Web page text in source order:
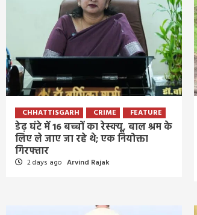
CHHATTISGARH CRIME FEATURE
डेढ़ घंटे में 16 बच्चों का रेस्क्यू, बाल श्रम के
लिए ले जाए जा रहे थे; एक नियोक्ता
गिरफ्तार
2 days ago Arvind Rajak